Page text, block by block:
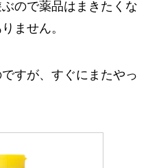
ので薬品はまきたくな
ません。
すが、すぐにまたやっ